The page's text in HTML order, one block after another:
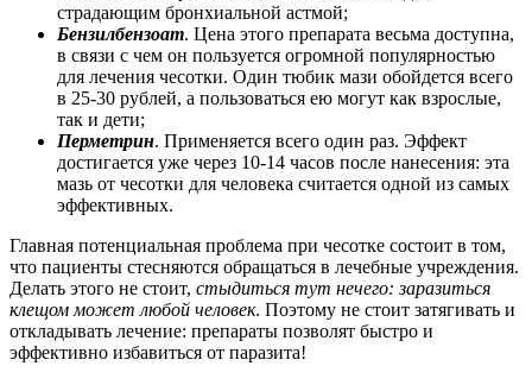
страдающим бронхиальной астмой;
Бензилбензоат. Цена этого препарата весьма доступна,
в связи с чем он пользуется огромной популярностью
для лечения чесотки. Один тюбик мази обойдется всего
в 25-30 рублей, а пользоваться ею могут как взрослые,
так и дети;
Перметрин. Применяется всего один раз. Эффект
достигается уже через 10-14 часов после нанесения: эта
мазь от чесотки для человека считается одной из самых
эффективных.
Главная потенциальная проблема при чесотке состоит в том,
что пациенты стесняются обращаться в лечебные учреждения.
Делать этого не стоит, стыдиться тут нечего: заразиться
клещом может любой человек. Поэтому не стоит затягивать и
откладывать лечение: препараты позволят быстро и
эффективно избавиться от паразита!